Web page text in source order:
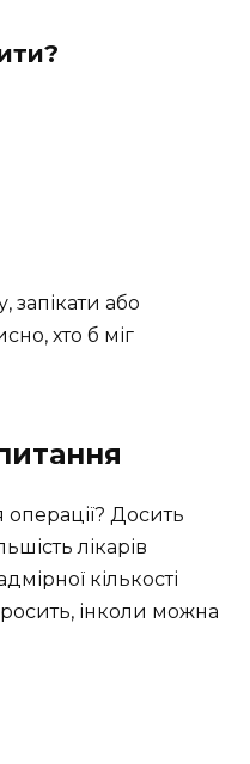
запікати або
хто б міг
Досить
лікарів
кількості
інколи можна